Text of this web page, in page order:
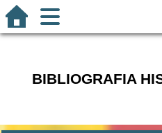
BIBLIOGRAFIA